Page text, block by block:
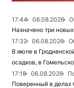
17:44 06.08.2026
Назначено три
17:32
06.08.2026
В июле в
осадков, в
17:18
06.08.2026
Поверенный в